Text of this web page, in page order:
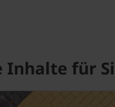
Inhalte für